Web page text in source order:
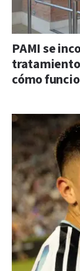
PAMI se
tratamiento
cómo